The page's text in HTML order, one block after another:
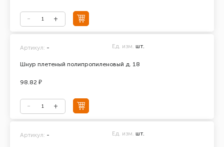
Шнур плетеный полипропиленовый д. 18
Артикул: - Ед. изм. шт.
98.82 ₽
Артикул: - Ед. изм. шт.